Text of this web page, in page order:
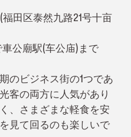
田区泰然九路21号十亩
車公廟駅(车公庙)まで
のビジネス街の1つであ
客の両方に人気があり
、さまざまな軽食を安
見て回るのも楽しいで